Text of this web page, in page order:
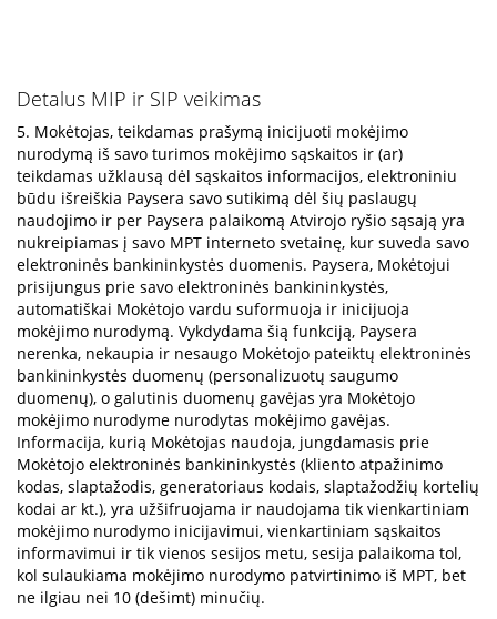
Detalus MIP ir SIP veikimas
5. Mokėtojas, teikdamas prašymą inicijuoti mokėjimo
nurodymą iš savo turimos mokėjimo sąskaitos ir (ar)
teikdamas užklausą dėl sąskaitos informacijos, elektroniniu
būdu išreiškia Paysera savo sutikimą dėl šių paslaugų
naudojimo ir per Paysera palaikomą Atvirojo ryšio sąsają yra
nukreipiamas į savo MPT interneto svetainę, kur suveda savo
elektroninės bankininkystės duomenis. Paysera, Mokėtojui
prisijungus prie savo elektroninės bankininkystės,
automatiškai Mokėtojo vardu suformuoja ir inicijuoja
mokėjimo nurodymą. Vykdydama šią funkciją, Paysera
nerenka, nekaupia ir nesaugo Mokėtojo pateiktų elektroninės
bankininkystės duomenų (personalizuotų saugumo
duomenų), o galutinis duomenų gavėjas yra Mokėtojo
mokėjimo nurodyme nurodytas mokėjimo gavėjas.
Informacija, kurią Mokėtojas naudoja, jungdamasis prie
Mokėtojo elektroninės bankininkystės (kliento atpažinimo
kodas, slaptažodis, generatoriaus kodais, slaptažodžių kortelių
kodai ar kt.), yra užšifruojama ir naudojama tik vienkartiniam
mokėjimo nurodymo inicijavimui, vienkartiniam sąskaitos
informavimui ir tik vienos sesijos metu, sesija palaikoma tol,
kol sulaukiama mokėjimo nurodymo patvirtinimo iš MPT, bet
ne ilgiau nei 10 (dešimt) minučių.